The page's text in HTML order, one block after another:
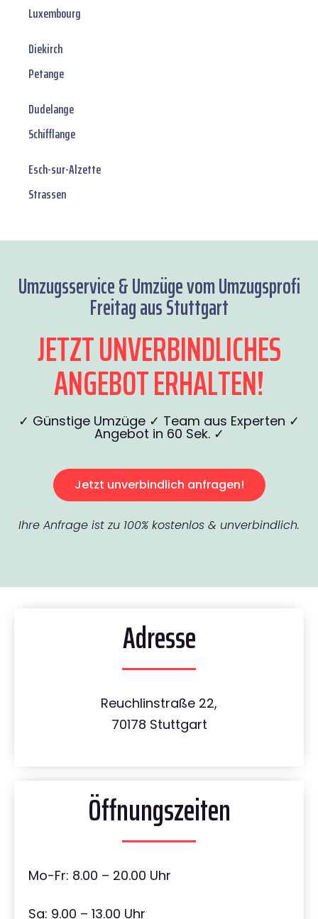
Luxembourg
Diekirch
Petange
Dudelange
Schifflange
Esch-sur-Alzette
Strassen
Umzugsservice & Umzüge vom Umzugsprofi
Freitag aus Stuttgart
JETZT UNVERBINDLICHES
ANGEBOT ERHALTEN!
✓ Günstige Umzüge ✓ Team aus Experten ✓
Angebot in 60 Sek. ✓
Jetzt unverbindlich anfragen!
Ihre Anfrage ist zu 100% kostenlos & unverbindlich.
Adresse
Reuchlinstraße 22,
70178 Stuttgart
Öffnungszeiten
Mo-Fr: 8.00 – 20.00 Uhr
Sa: 9.00 – 13.00 Uhr